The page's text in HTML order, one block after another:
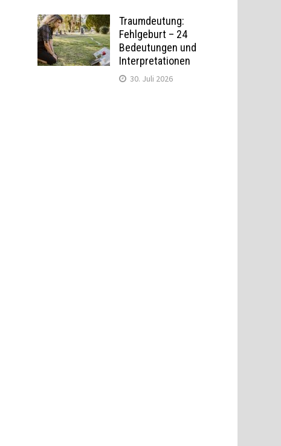
Traumdeutung:
Fehlgeburt – 24
Bedeutungen und
Interpretationen
30. Juli 2026